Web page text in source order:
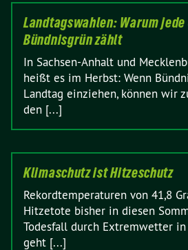
Landtagswahlen: Warum
Bündnisgrün zählt
In Sachsen-Anhalt und
heißt es im Herbst: Wenn
Landtag einziehen, können wir
den [...]
Klimaschutz ist Hitzeschutz
Rekordtemperaturen von 41,8
Hitzetote bisher in diesen
Todesfall durch Extremwetter
geht [...]